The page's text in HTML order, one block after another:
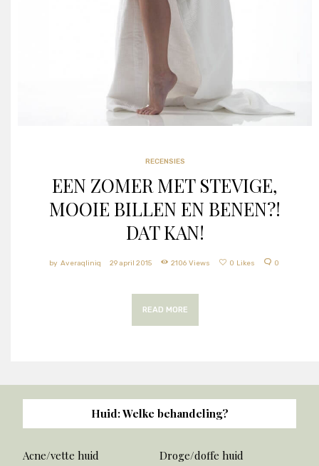
RECENSIES
EEN ZOMER MET STEVIGE,
MOOIE BILLEN EN BENEN?!
DAT KAN!
Averaqliniq 29 april 2015 2106 Views 0 Likes 0
READ MORE
Huid: Welke behandeling?
Acne/vette huid
Droge/doffe huid